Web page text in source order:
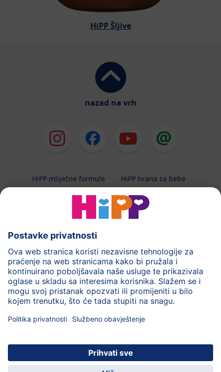
HiPP Šljive
nazad na vrh
HiPP mliječne formule
HiPP hrana za bebe
HiPP njega
HiPP trudnoća
Terapeutska dijeta
Zaštita podataka i upute za korištenj
Uvjeti korištenja
Impressum
Kontakt
O HiPP-u